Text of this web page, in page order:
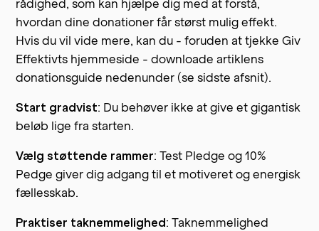
rådighed, som kan hjælpe dig med at forstå,
hvordan dine donationer får størst mulig effekt.
Hvis du vil vide mere, kan du - foruden at tjekke Giv
Effektivts hjemmeside - downloade artiklens
donationsguide nedenunder (se sidste afsnit).
Start gradvist: Du behøver ikke at give et gigantisk
beløb lige fra starten.
Vælg støttende rammer: Test Pledge og 10%
Pedge giver dig adgang til et motiveret og energisk
fællesskab.
Praktiser taknemmelighed: Taknemmelighed